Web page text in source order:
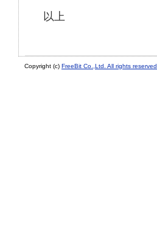
以上
Copyright (c) FreeBit Co.,Ltd. All rights reserved.